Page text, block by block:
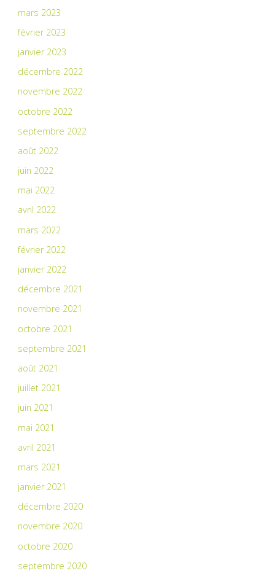
mars 2023
février 2023
janvier 2023
décembre 2022
novembre 2022
octobre 2022
septembre 2022
août 2022
juin 2022
mai 2022
avril 2022
mars 2022
février 2022
janvier 2022
décembre 2021
novembre 2021
octobre 2021
septembre 2021
août 2021
juillet 2021
juin 2021
mai 2021
avril 2021
mars 2021
janvier 2021
décembre 2020
novembre 2020
octobre 2020
septembre 2020